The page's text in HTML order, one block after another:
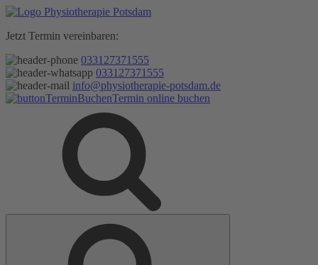
Zum
springen
Jetzt Termin vereinbaren:
033127371555
033127371555
info@physiotherapie-potsdam.de
Termin online buchen